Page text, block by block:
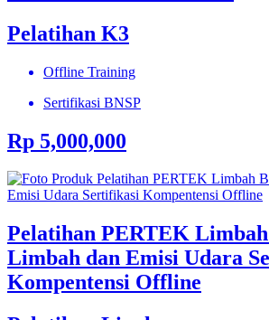
Pelatihan K3
Offline Training
Sertifikasi BNSP
Rp 5,000,000
Pelatihan PERTEK
Limbah dan Emisi Udara
Kompentensi Offline